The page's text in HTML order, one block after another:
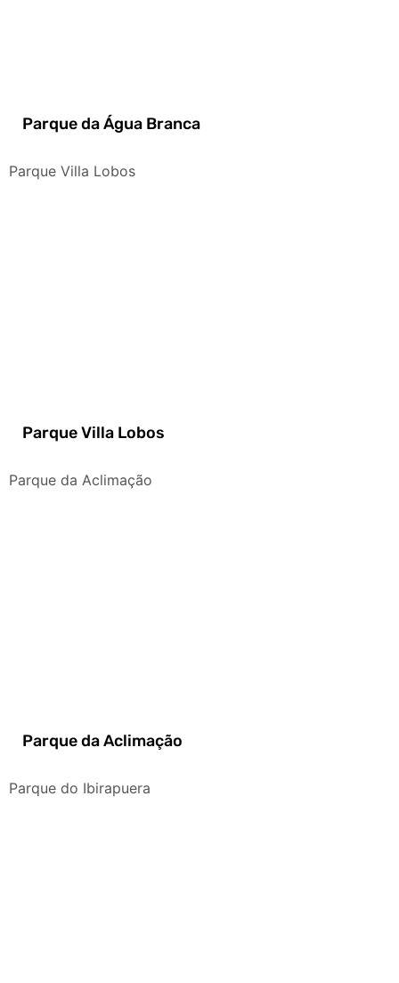
Parque da Água Branca
Parque Villa Lobos
Parque Villa Lobos
Parque da Aclimação
Parque da Aclimação
Parque do Ibirapuera